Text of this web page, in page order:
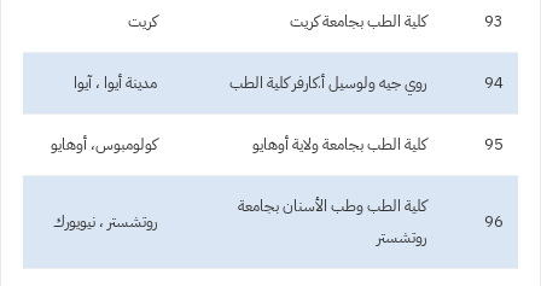
93 كلية الطب بجامعة كريت كريت
94 روي جيه ولوسيل أ.كارفر كلية الطب مدينة أيوا ، آيوا
95 كلية الطب بجامعة ولاية أوهايو كولومبوس، أوهايو
96
كلية الطب وطب الأسنان بجامعة
روتشستر
روتشستر ، نيويورك